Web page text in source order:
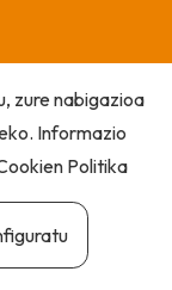
zure nabigazioa
Informazio
Politika